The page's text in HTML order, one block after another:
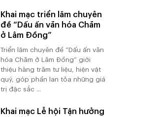
Khai mạc triển lãm chuyên
đề “Dấu ấn văn hóa Chăm
ở Lâm Đồng”
Triển lãm chuyên đề “Dấu ấn văn
hóa Chăm ở Lâm Đồng” giới
thiệu hàng trăm tư liệu, hiện vật
quý, góp phần lan tỏa những giá
trị đặc sắc ...
Khai mạc Lễ hội Tận hưởng